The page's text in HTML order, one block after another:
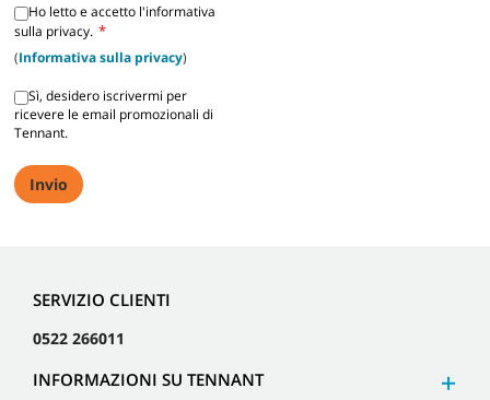
Ho letto e accetto l'informativa
sulla privacy. *
(Informativa sulla privacy)
Sì, desidero iscrivermi per
ricevere le email promozionali di
Tennant.
SERVIZIO CLIENTI
0522 266011
INFORMAZIONI SU TENNANT